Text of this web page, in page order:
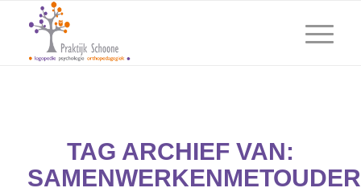
TAG ARCHIEF VAN: